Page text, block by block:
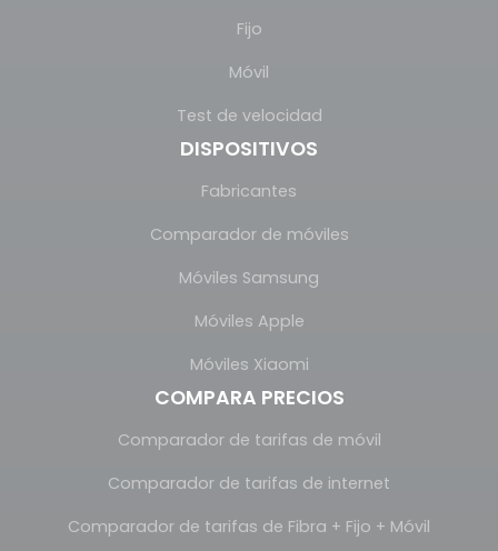
Fijo
Móvil
Test de velocidad
DISPOSITIVOS
Fabricantes
Comparador de móviles
Móviles Samsung
Móviles Apple
Móviles Xiaomi
COMPARA PRECIOS
Comparador de tarifas de móvil
Comparador de tarifas de internet
Comparador de tarifas de Fibra + Fijo + Móvil